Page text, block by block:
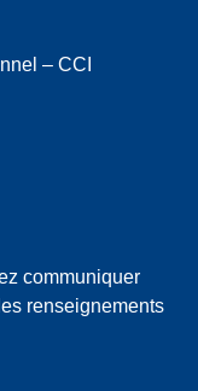
– CCI
communiquer
renseignements